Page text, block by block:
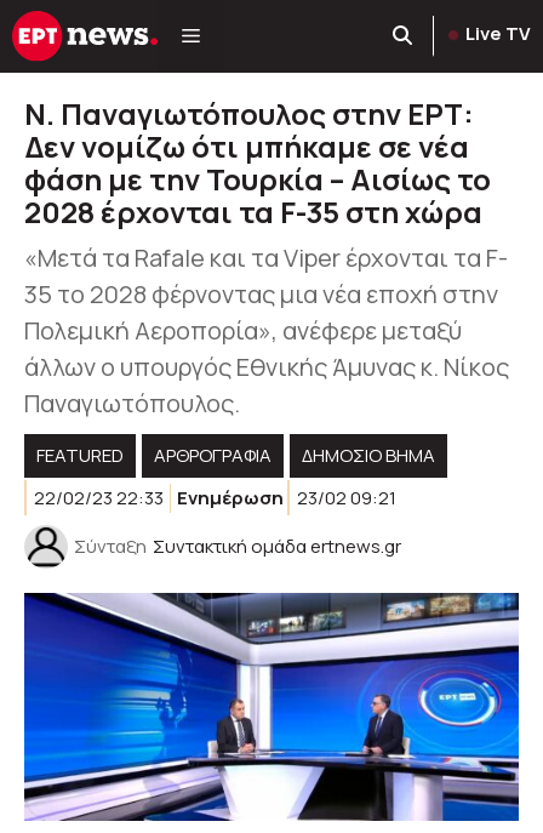
Μετάβαση
σε
Live TV
Ν. Παναγιωτόπουλος στην ΕΡΤ:
Δεν νομίζω ότι μπήκαμε σε νέα
φάση με την Τουρκία – Αισίως το
2028 έρχονται τα F-35 στη χώρα
«Μετά τα Rafale και τα Viper έρχονται τα F-
35 το 2028 φέρνοντας μια νέα εποχή στην
Πολεμική Αεροπορία», ανέφερε μεταξύ
άλλων ο υπουργός Εθνικής Άμυνας κ. Νίκος
Παναγιωτόπουλος.
FEATURED ΑΡΘΡΟΓΡΑΦΊΑ
ΔΗΜΟΣΙΟ ΒΗΜΑ
22/02/23 22:33
Ενημέρωση 23/02 09:21
Σύνταξη Συντακτική ομάδα ertnews.gr